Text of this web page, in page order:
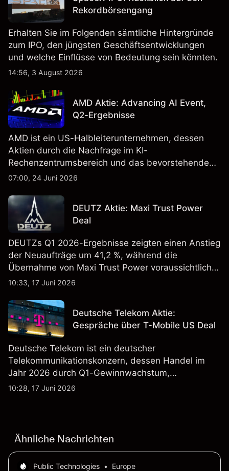
Rekordbörsengang
Erhalten Sie im Folgenden sämtliche Hintergründe
zum IPO, den jüngsten Geschäftsentwicklungen
und welche Einflüsse von Bedeutung sein könnten.
14:56, 3 August 2026
AMD Aktie: Advancing AI Event,
Q2-Ergebnisse
AMD ist ein US-Halbleiterunternehmen, dessen
Aktien durch die Nachfrage im KI-
Rechenzentrumsbereich und das bevorstehende
„Advancing AI 2026"-Event im Juli Aufmerksamkeit
Vergangenheit ist kein verlässlicher Indikator für
zukünftige Ergebnisse.
07:00, 24 Juni 2026
DEUTZ Aktie: Maxi Trust Power
Deal
DEUTZs Q1 2026-Ergebnisse zeigten einen Anstieg
der Neuaufträge um 41,2 %, während die
Übernahme von Maxi Trust Power voraussichtlich
40 Mio. € zum Umsatz von DEUTZ Energy
Vergangenheit ist kein verlässlicher Indikator für
zukünftige Ergebnisse.
10:33, 17 Juni 2026
Deutsche Telekom Aktie:
Gespräche über T-Mobile US Deal
Deutsche Telekom ist ein deutscher
Telekommunikationskonzern, dessen Handel im
Jahr 2026 durch Q1-Gewinnwachstum,
Aktienrückkäufe und Berichte über einen möglichen
10:28, 17 Juni 2026
Ähnliche Nachrichten
Public Technologies •
Europe